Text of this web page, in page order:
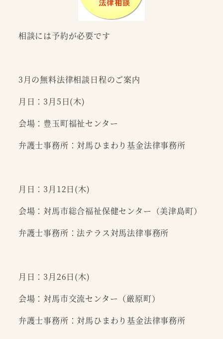
相談には予約が必要です
3月の無料法律相談日程のご案内
月日：3月5日(木)
会場：豊玉町福祉センター
弁護士事務所：対馬ひまわり基金法律事務所
月日：3月12日(木)
会場：対馬市総合福祉保健センター（美津島町）
弁護士事務所：法テラス対馬法律事務所
月日：3月26日(木)
会場：対馬市交流センター（厳原町）
弁護士事務所：対馬ひまわり基金法律事務所